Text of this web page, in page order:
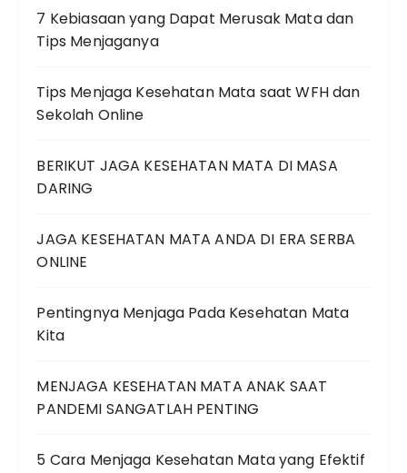
7 Kebiasaan yang Dapat Merusak Mata dan
Tips Menjaganya
Tips Menjaga Kesehatan Mata saat WFH dan
Sekolah Online
BERIKUT JAGA KESEHATAN MATA DI MASA
DARING
JAGA KESEHATAN MATA ANDA DI ERA SERBA
ONLINE
Pentingnya Menjaga Pada Kesehatan Mata
Kita
MENJAGA KESEHATAN MATA ANAK SAAT
PANDEMI SANGATLAH PENTING
5 Cara Menjaga Kesehatan Mata yang Efektif